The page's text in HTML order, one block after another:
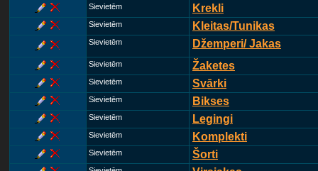
Sievietēm Krekli
Sievietēm Kleitas/Tunikas
Sievietēm Džemperi/ Jakas
Sievietēm Žaketes
Sievietēm Svārki
Sievietēm Bikses
Sievietēm Legingi
Sievietēm Komplekti
Sievietēm Šorti